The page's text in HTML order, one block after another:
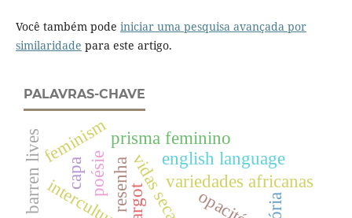
Você também pode iniciar uma pesquisa avançada por
similaridade para este artigo.
PALAVRAS-CHAVE
variedades africanas
vidas secas
barren lives resenha
poésie
opacité
argot
english language
capa
prisma feminino
feminism